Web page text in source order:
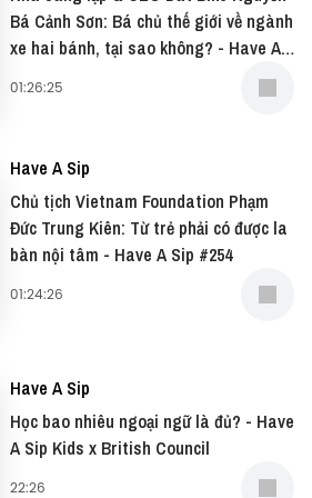
vietcetera
vietcetera
bản video của podcast này
thú vị tại website: Vietcetera
này, bạn có thể donate tại:
Bá Cảnh Sơn: Bá chủ thế giới về ngành
xe hai bánh, tại sao không? - Have A
01:26:25
Have A Sip
Chủ tịch Vietnam Foundation Phạm
Đức Trung Kiên: Từ trẻ phải có được la
bàn nội tâm - Have A Sip #254
01:24:26
Have A Sip
Học bao nhiêu ngoại ngữ là đủ? - Have
A Sip Kids x British Council
22:26